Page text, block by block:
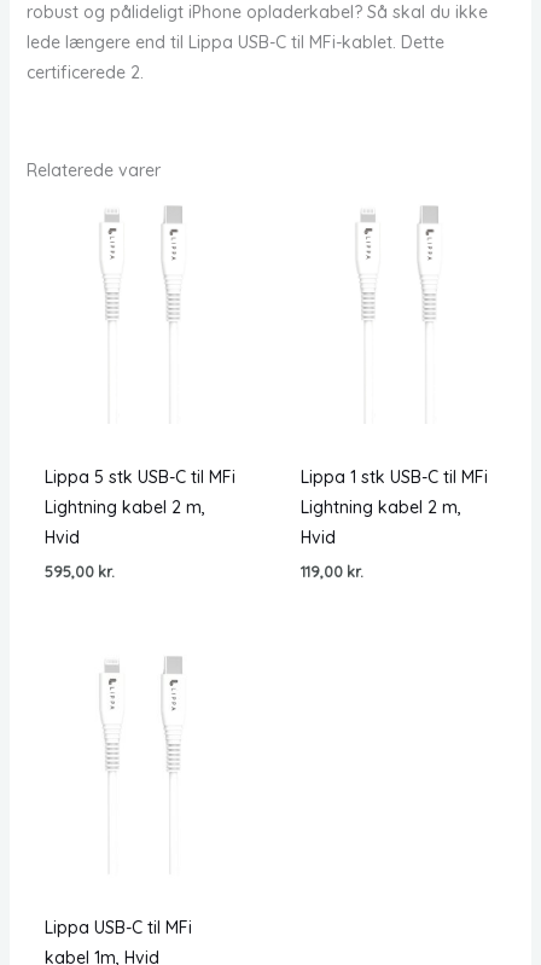
robust og pålideligt iPhone opladerkabel? Så skal du ikke
lede længere end til Lippa USB-C til MFi-kablet. Dette
certificerede 2.
Relaterede varer
Lippa 5 stk USB-C til MFi
Lightning kabel 2 m,
Hvid
595,00 kr.
Lippa 1 stk USB-C til MFi
Lightning kabel 2 m,
Hvid
119,00 kr.
Lippa USB-C til MFi
kabel 1m, Hvid